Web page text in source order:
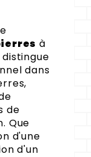
à
dans
de
Que
d'une
d'un